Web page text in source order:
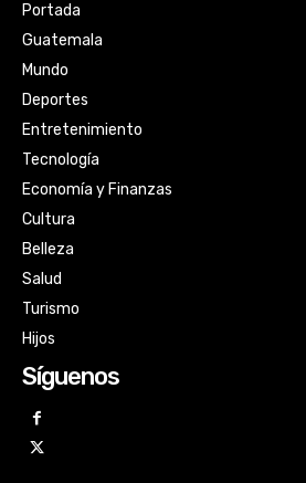
Portada
Guatemala
Mundo
Deportes
Entretenimiento
Tecnología
Economía y Finanzas
Cultura
Belleza
Salud
Turismo
Hijos
Síguenos